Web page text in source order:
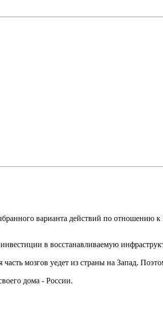
варианта действий по отношению к
в восстанавливаемую
мозгов уедет из страны на Запад.
дома - России.